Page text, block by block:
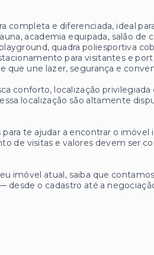
completa e diferenciada, ideal
academia equipada, salão de
quadra poliesportiva
para visitantes e
que une lazer, segurança e
conforto, localização
localização são altamente
te ajudar a encontrar o imóvel
de visitas e valores devem ser
imóvel atual, saiba que
desde o cadastro até a